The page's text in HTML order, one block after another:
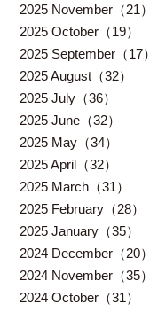
2025 November（21）
2025 October（19）
2025 September（17）
2025 August（32）
2025 July（36）
2025 June（32）
2025 May（34）
2025 April（32）
2025 March（31）
2025 February（28）
2025 January（35）
2024 December（20）
2024 November（35）
2024 October（31）